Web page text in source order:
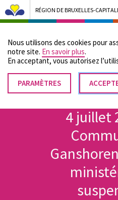
Nous utilisons des cookies pour
notre site. En savoir plus.
En acceptant, vous autorisez
PARAMÈTRES
RETIRER
LE
RÉGION DE BRUXELLES-
Bruxelles Pouvoirs Locaux -
Fil
d'Ariane4 juillet